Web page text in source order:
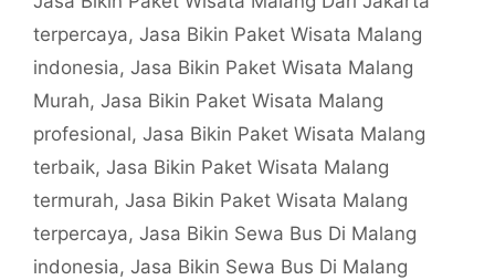
terpercaya, Jasa Bikin Paket Wisata Malang
indonesia, Jasa Bikin Paket Wisata Malang
Murah, Jasa Bikin Paket Wisata Malang
profesional, Jasa Bikin Paket Wisata Malang
terbaik, Jasa Bikin Paket Wisata Malang
termurah, Jasa Bikin Paket Wisata Malang
terpercaya, Jasa Bikin Sewa Bus Di Malang
indonesia, Jasa Bikin Sewa Bus Di Malang